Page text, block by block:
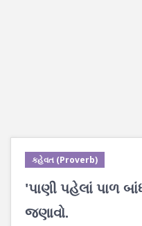
કહેવત (Proverb)
'પાણી પહેલાં પાળ
જણાવો.